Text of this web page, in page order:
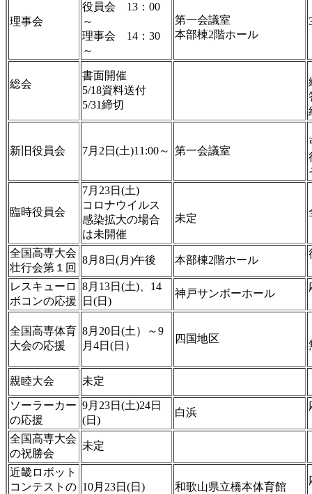
理事会
役員会 13：00
～
理事会 14：30
～
第一会議室
本部棟2階ホール
総会
書面開催
5/18資料送付
5/31締切
新旧役員会 7月2日(土)11:00～ 第一会議室
臨時役員会
7月23日(土)
コロナウイルス
感染拡大の場合
は未開催
未定
全国高専大会
壮行会第１回
8月8日(月)午後 本部棟2階ホール
レスキューロ
ボコンの応援
8月13日(土)、14
日(日)
神戸サンボーホール
全国高専体育
大会の応援
8月20日(土）～9
月4日(日）
四国地区
親睦大会 未定
ソーラーカー
の応援
9月23日(土)24日
(日)
白浜
全国高専大会
の祝勝会
未定
近畿ロボット
コンテストの 10月23日(日) 和歌山県立橋本体育館